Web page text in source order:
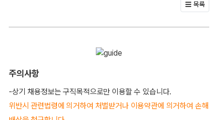
목록
주의사항
-상기 채용정보는 구직목적으로만 이용할 수 있습니다.
위반시 관련법령에 의거하여 처벌받거나 이용약관에 의거하여 손해